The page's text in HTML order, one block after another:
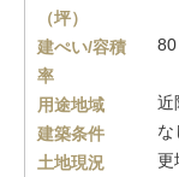
（坪）
建ぺい/容積
率
80
用途地域
近
建築条件
な
土地現況
更